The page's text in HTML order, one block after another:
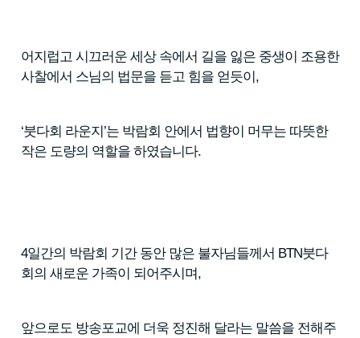
어지럽고 시끄러운 세상 속에서 길을 잃은 중생이 조용한
사찰에서 스님의 법문을 듣고 힘을 얻듯이,
‘붓다회 라운지’는 박람회 안에서 법향이 머무는 따뜻한
작은 도량의 역할을 하였습니다.
4일간의 박람회 기간 동안 많은 불자님들께서 BTN붓다
회의 새로운 가족이 되어주시며,
앞으로도 방송포교에 더욱 정진해 달라는 말씀을 전해주